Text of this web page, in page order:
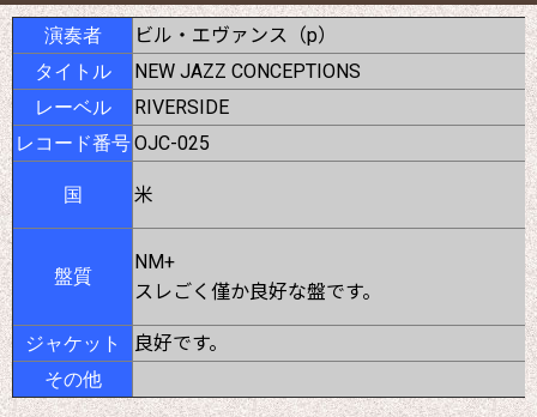
演奏者 ビル・エヴァンス（p）
タイトル NEW JAZZ CONCEPTIONS
レーベル RIVERSIDE
レコード番号 OJC-025
国 米
盤質
NM+
スレごく僅か良好な盤です。
ジャケット 良好です。
その他